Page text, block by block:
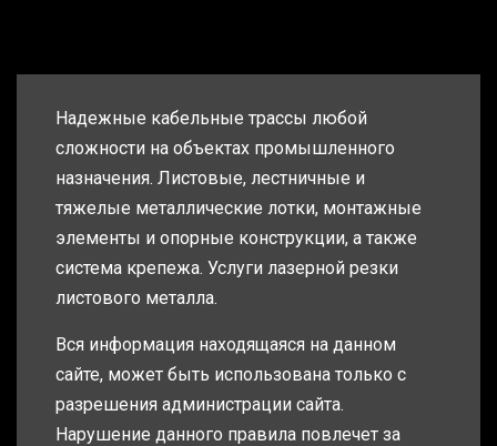
Надежные кабельные трассы любой
сложности на объектах промышленного
назначения. Листовые, лестничные и
тяжелые металлические лотки, монтажные
элементы и опорные конструкции, а также
система крепежа. Услуги лазерной резки
листового металла.
Вся информация находящаяся на данном
сайте, может быть использована только с
разрешения администрации сайта.
Нарушение данного правила повлечет за